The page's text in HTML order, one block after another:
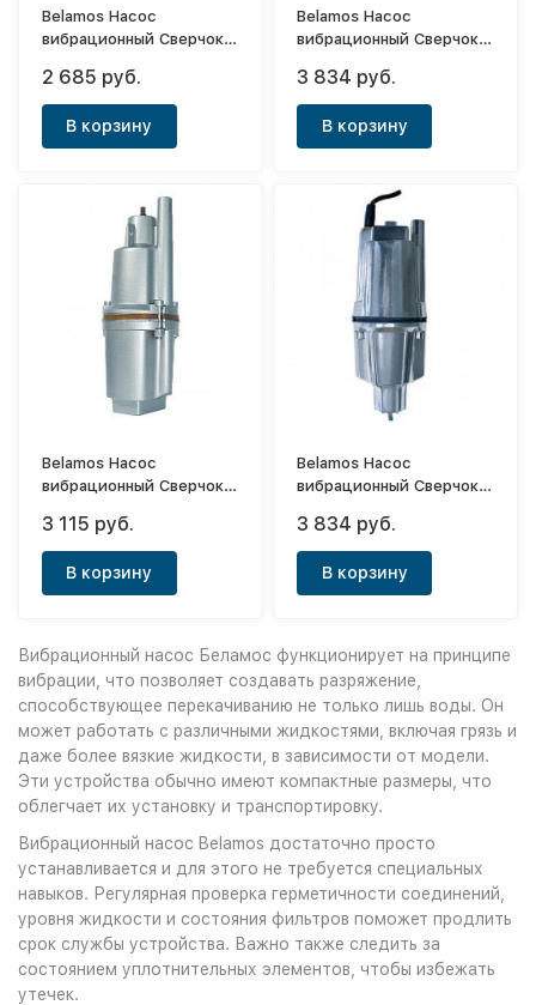
Belamos Насос
вибрационный Сверчок
забор воды)
2 685 руб.
В корзину
Belamos Насос
вибрационный Сверчок
забор воды)
3 834 руб.
В корзину
Belamos Насос
вибрационный Сверчок
забор воды)
3 115 руб.
В корзину
Belamos Насос
вибрационный Сверчок
забор воды)
3 834 руб.
В корзину
Вибрационный насос Беламос функционирует на принципе
вибрации, что позволяет создавать разряжение,
способствующее перекачиванию не только лишь воды. Он
может работать с различными жидкостями, включая грязь и
даже более вязкие жидкости, в зависимости от модели.
Эти устройства обычно имеют компактные размеры, что
облегчает их установку и транспортировку.
Вибрационный насос Belamos достаточно просто
устанавливается и для этого не требуется специальных
навыков. Регулярная проверка герметичности соединений,
уровня жидкости и состояния фильтров поможет продлить
срок службы устройства. Важно также следить за
состоянием уплотнительных элементов, чтобы избежать
утечек.